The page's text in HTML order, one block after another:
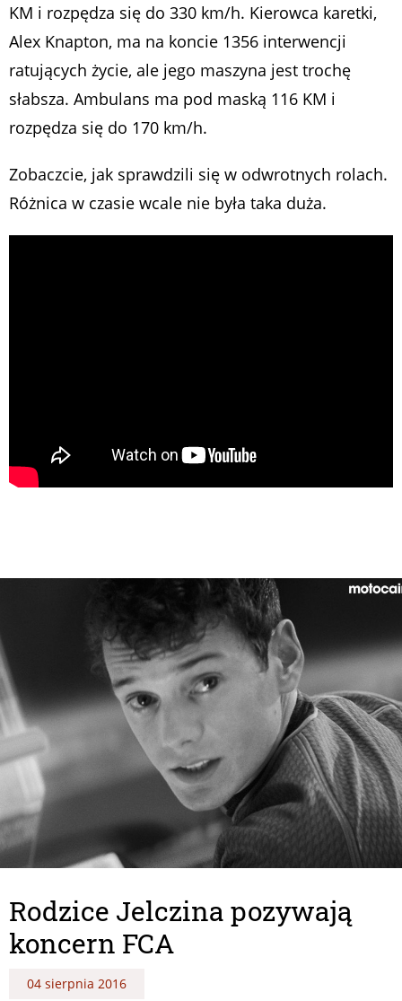
KM i rozpędza się do 330 km/h. Kierowca karetki,
Alex Knapton, ma na koncie 1356 interwencji
ratujących życie, ale jego maszyna jest trochę
słabsza. Ambulans ma pod maską 116 KM i
rozpędza się do 170 km/h.
Zobaczcie, jak sprawdzili się w odwrotnych rolach.
Różnica w czasie wcale nie była taka duża.
Rodzice Jelczina pozywają
koncern FCA
04 sierpnia 2016